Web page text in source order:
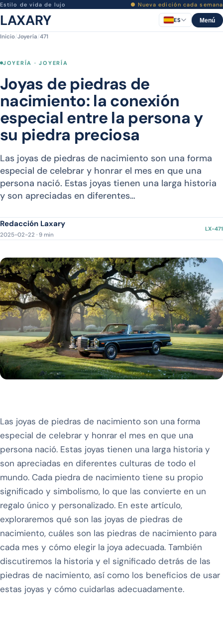
Estilo de vida de lujo ● Nueva edición cada semana
LAXARY ES Menú
Inicio/Joyería/471
JOYERÍA · JOYERÍA
Joyas de piedras de
nacimiento: la conexión
especial entre la persona y
su piedra preciosa
Las joyas de piedras de nacimiento son una forma
especial de celebrar y honrar el mes en que una
persona nació. Estas joyas tienen una larga historia
y son apreciadas en diferentes…
Redacción Laxary
2025-02-22 · 9 min
LX-471
Las joyas de piedras de nacimiento son una forma
especial de celebrar y honrar el mes en que una
persona nació. Estas joyas tienen una larga historia y
son apreciadas en diferentes culturas de todo el
mundo. Cada piedra de nacimiento tiene su propio
significado y simbolismo, lo que las convierte en un
regalo único y personalizado. En este artículo,
exploraremos qué son las joyas de piedras de
nacimiento, cuáles son las piedras de nacimiento para
cada mes y cómo elegir la joya adecuada. También
discutiremos la historia y el significado detrás de las
piedras de nacimiento, así como los beneficios de usar
estas joyas y cómo cuidarlas adecuadamente.